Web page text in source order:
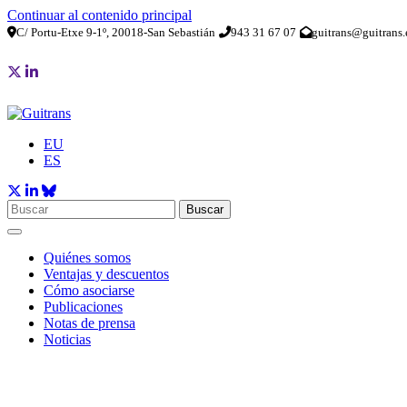
Continuar al contenido principal
C/ Portu-Etxe 9-1º, 20018-San Sebastián 943 31 67 07
EU
ES
Buscar
Quiénes somos
Ventajas y descuentos
Cómo asociarse
Publicaciones
Notas de prensa
Noticias